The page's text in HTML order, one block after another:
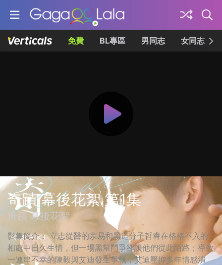
免費 BL專區 男同志 女同志
奇蹟 幕後花絮 第1集
奇蹟 幕後花絮
影集簡介： 立志從醫的宗易和黑道分子哲睿在格格不入的
相處中日久生情，但一場黑幫鬥爭卻讓他們從此陌路；導致
一連串不幸的陳毅與艾迪發生爭執，艾迪壓抑多年情感潰